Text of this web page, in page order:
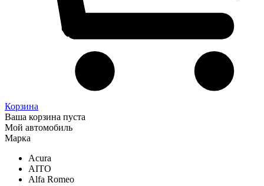
Корзина
Ваша корзина пуста
Мой автомобиль
Марка
Acura
AITO
Alfa Romeo